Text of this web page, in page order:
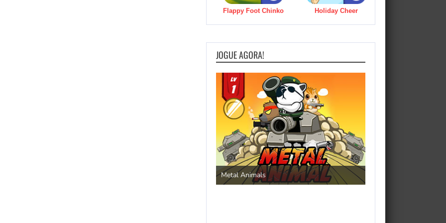
Flappy Foot Chinko Holiday Cheer
JOGUE AGORA!
Save the Princess